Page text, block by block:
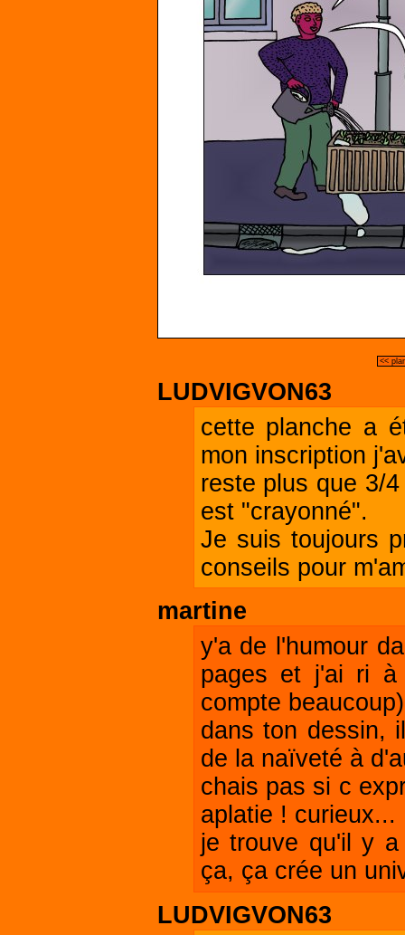
<<
LUDVIGVON63
cette planche a
mon inscription
reste plus que 3/
est "crayonné".
Je suis toujours
conseils pour
martine
y'a de l'humour
pages et j'ai ri à
compte beaucoup)
dans ton dessin,
de la naïveté à
chais pas si c
aplatie ! curieux...
je trouve qu'il y
ça, ça crée un
LUDVIGVON63